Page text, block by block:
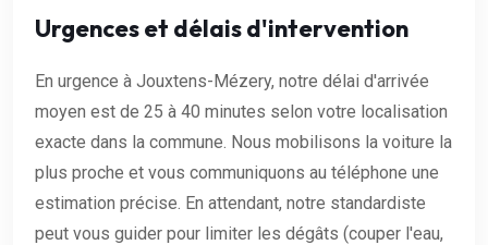
Urgences et délais d'intervention
En urgence à Jouxtens-Mézery, notre délai d'arrivée
moyen est de 25 à 40 minutes selon votre localisation
exacte dans la commune. Nous mobilisons la voiture la
plus proche et vous communiquons au téléphone une
estimation précise. En attendant, notre standardiste
peut vous guider pour limiter les dégâts (couper l'eau,